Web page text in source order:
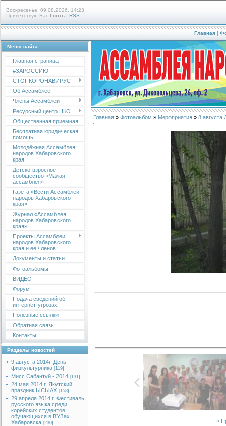
Воскресенье, 09.08.2026, 14:23
Приветствую Вас Гость | RSS
Главная |
Меню сайта
Главная страница
#ЗАРОССИЮ
СТОПКОРОНАВИРУС
Об Ассамблее
Члены Ассамблеи
Ресурсный центр НКО
Общественная приемная
Бесплатная юридическая
помощь
Молодёжная Ассамблея
народов Хабаровского
края
Детско-взрослое
сообщество «Малая
ассамблея»
Газета «Вести Ассамблеи
народов Хабаровского
края»
Журнал «Ассамблея
народов Хабаровского
края»
Проекты Ассамблеи
народов Хабаровского
края и ее членов
Документы и статьи
Фотоальбомы
ВИДЕО
Форум
Подача сведений об
интернет-угрозах
Полезные ссылки
Обратная связь
Контакты
Разделы новостей
9 августа 2014г. День
физкультурника [119]
Мисс Сабантуй - 2014 [131]
24 мая 2014 г. Якутский
праздник ЫСЫАХ [158]
29 апреля 2014 г. Фестиваль
русского языка среди
корейских студентов,
обучающихся в ВУЗах
Хабаровска [230]
Главная » Фотоальбом » Мероприятия » 8 августа
«